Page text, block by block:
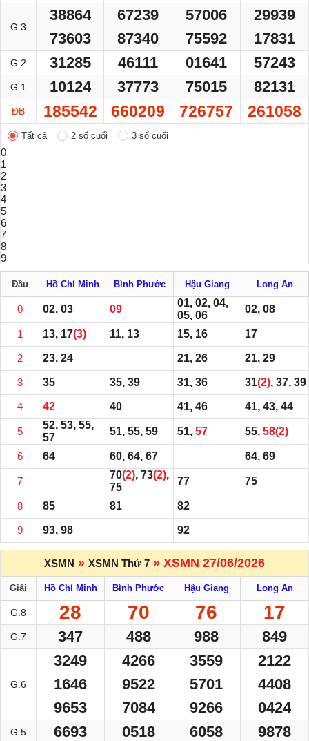
G.3
38864
73603
67239
87340
57006
75592
29939
17831
G.2 31285 46111 01641 57243
G.1 10124 37773 75015 82131
ĐB 185542 660209 726757 261058
Tất cả 2 số cuối 3 số cuối
0
1
2
3
4
5
6
7
8
9
Đầu Hồ Chí Minh Bình Phước Hậu Giang Long An
0 02, 03 09
01, 02, 04,
05, 06
02, 08
1 13, 17(3) 11, 13 15, 16 17
2 23, 24 21, 26 21, 29
3 35 35, 39 31, 36 31(2), 37, 39
4 42 40 41, 46 41, 43, 44
5
52, 53, 55,
57
51, 55, 59 51, 57 55, 58(2)
6 64 60, 64, 67 64, 69
7
70(2), 73(2),
75
77 75
8 85 81 82
9 93, 98 92
XSMN » XSMN Thứ 7 » XSMN 27/06/2026
Giải Hồ Chí Minh Bình Phước Hậu Giang Long An
G.8 28 70 76 17
G.7 347 488 988 849
G.6
3249
1646
9653
4266
9522
7084
3559
5701
9266
2122
4408
0424
G.5 6693 0518 6058 9878